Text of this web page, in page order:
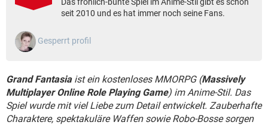
FACEBOOK HARDWARE
seit 2010 und es hat immer noch seine Fans.
Gesperrt profil
Grand Fantasiaist ein kostenloses MMORPG (Massively
Multiplayer Online Role Playing Game) im Anime-Stil. Das
Spiel wurde mit viel Liebe zum Detail entwickelt. Zauberhafte
Charaktere, spektakuläre Waffen sowie Robo-Bosse sorgen